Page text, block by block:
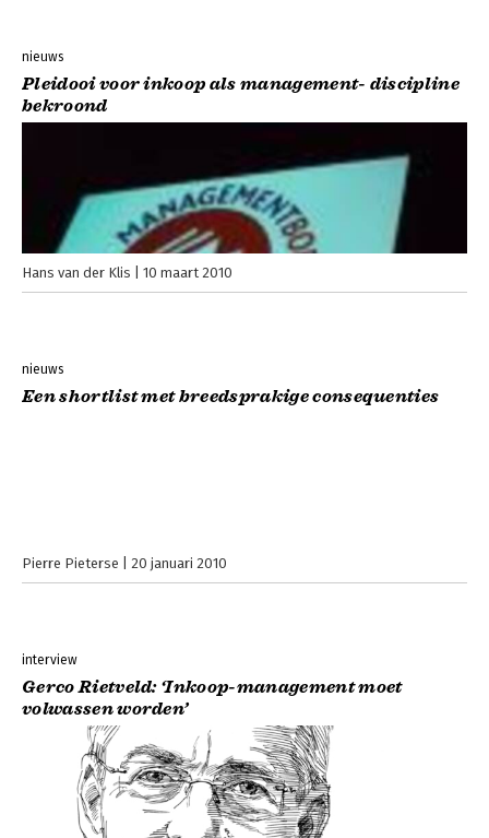
nieuws
Pleidooi voor inkoop als management- discipline
bekroond
Hans van der Klis 10 maart 2010
nieuws
Een shortlist met breedsprakige consequenties
Pierre Pieterse 20 januari 2010
interview
Gerco Rietveld: ‘Inkoop-management moet
volwassen worden’